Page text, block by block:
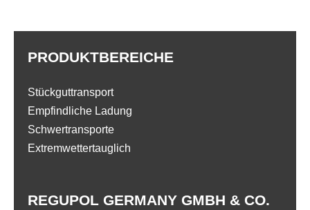
REGUPOL GERMANY GMBH & CO.
PRODUKTBEREICHE
Stückguttransport
Empfindliche Ladung
Schwertransporte
Extremwettertauglich